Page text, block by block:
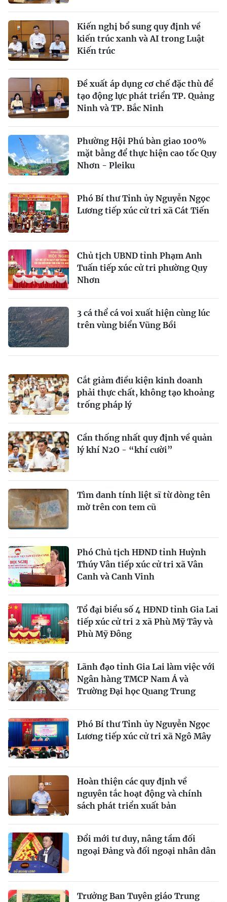
Kiến nghị bổ sung quy định về
kiến trúc xanh và AI trong Luật
Kiến trúc
Đề xuất áp dụng cơ chế đặc thù để
tạo động lực phát triển TP. Quảng
Ninh và TP. Bắc Ninh
Phường Hội Phú bàn giao 100%
mặt bằng để thực hiện cao tốc Quy
Nhơn - Pleiku
Phó Bí thư Tỉnh ủy Nguyễn Ngọc
Lương tiếp xúc cử tri xã Cát Tiến
Chủ tịch UBND tỉnh Phạm Anh
Tuấn tiếp xúc cử tri phường Quy
Nhơn
3 cá thể cá voi xuất hiện cùng lúc
trên vùng biển Vũng Bồi
Cắt giảm điều kiện kinh doanh
phải thực chất, không tạo khoảng
trống pháp lý
Cần thống nhất quy định về quản
lý khí N2O - “khí cười”
Tìm danh tính liệt sĩ từ dòng tên
mờ trên con tem cũ
Phó Chủ tịch HĐND tỉnh Huỳnh
Thúy Vân tiếp xúc cử tri xã Vân
Canh và Canh Vinh
Tổ đại biểu số 4 HĐND tỉnh Gia Lai
tiếp xúc cử tri 2 xã Phù Mỹ Tây và
Phù Mỹ Đông
Lãnh đạo tỉnh Gia Lai làm việc với
Ngân hàng TMCP Nam Á và
Trường Đại học Quang Trung
Phó Bí thư Tỉnh ủy Nguyễn Ngọc
Lương tiếp xúc cử tri xã Ngô Mây
Hoàn thiện các quy định về
nguyên tắc hoạt động và chính
sách phát triển xuất bản
Đổi mới tư duy, nâng tầm đối
ngoại Đảng và đối ngoại nhân dân
Trưởng Ban Tuyên giáo Trung